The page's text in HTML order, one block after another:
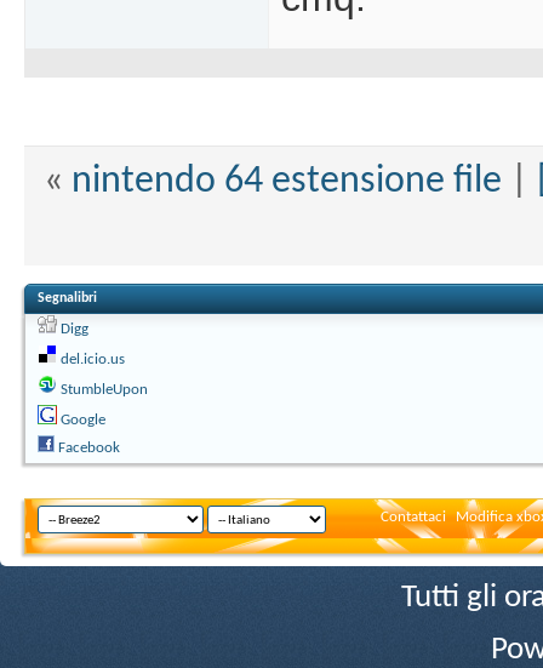
« nintendo 64 estensione file
Segnalibri
Digg
del.icio.us
StumbleUpon
Google
Facebook
Contattaci Modifica
Tutti gli